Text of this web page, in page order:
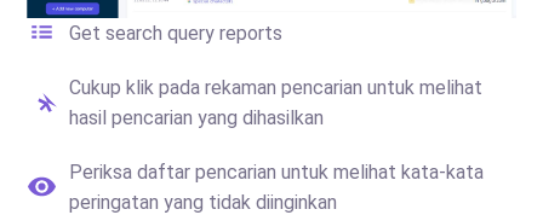
Get search query reports
Cukup klik pada rekaman pencarian untuk melihat
hasil pencarian yang dihasilkan
Periksa daftar pencarian untuk melihat kata-kata
peringatan yang tidak diinginkan